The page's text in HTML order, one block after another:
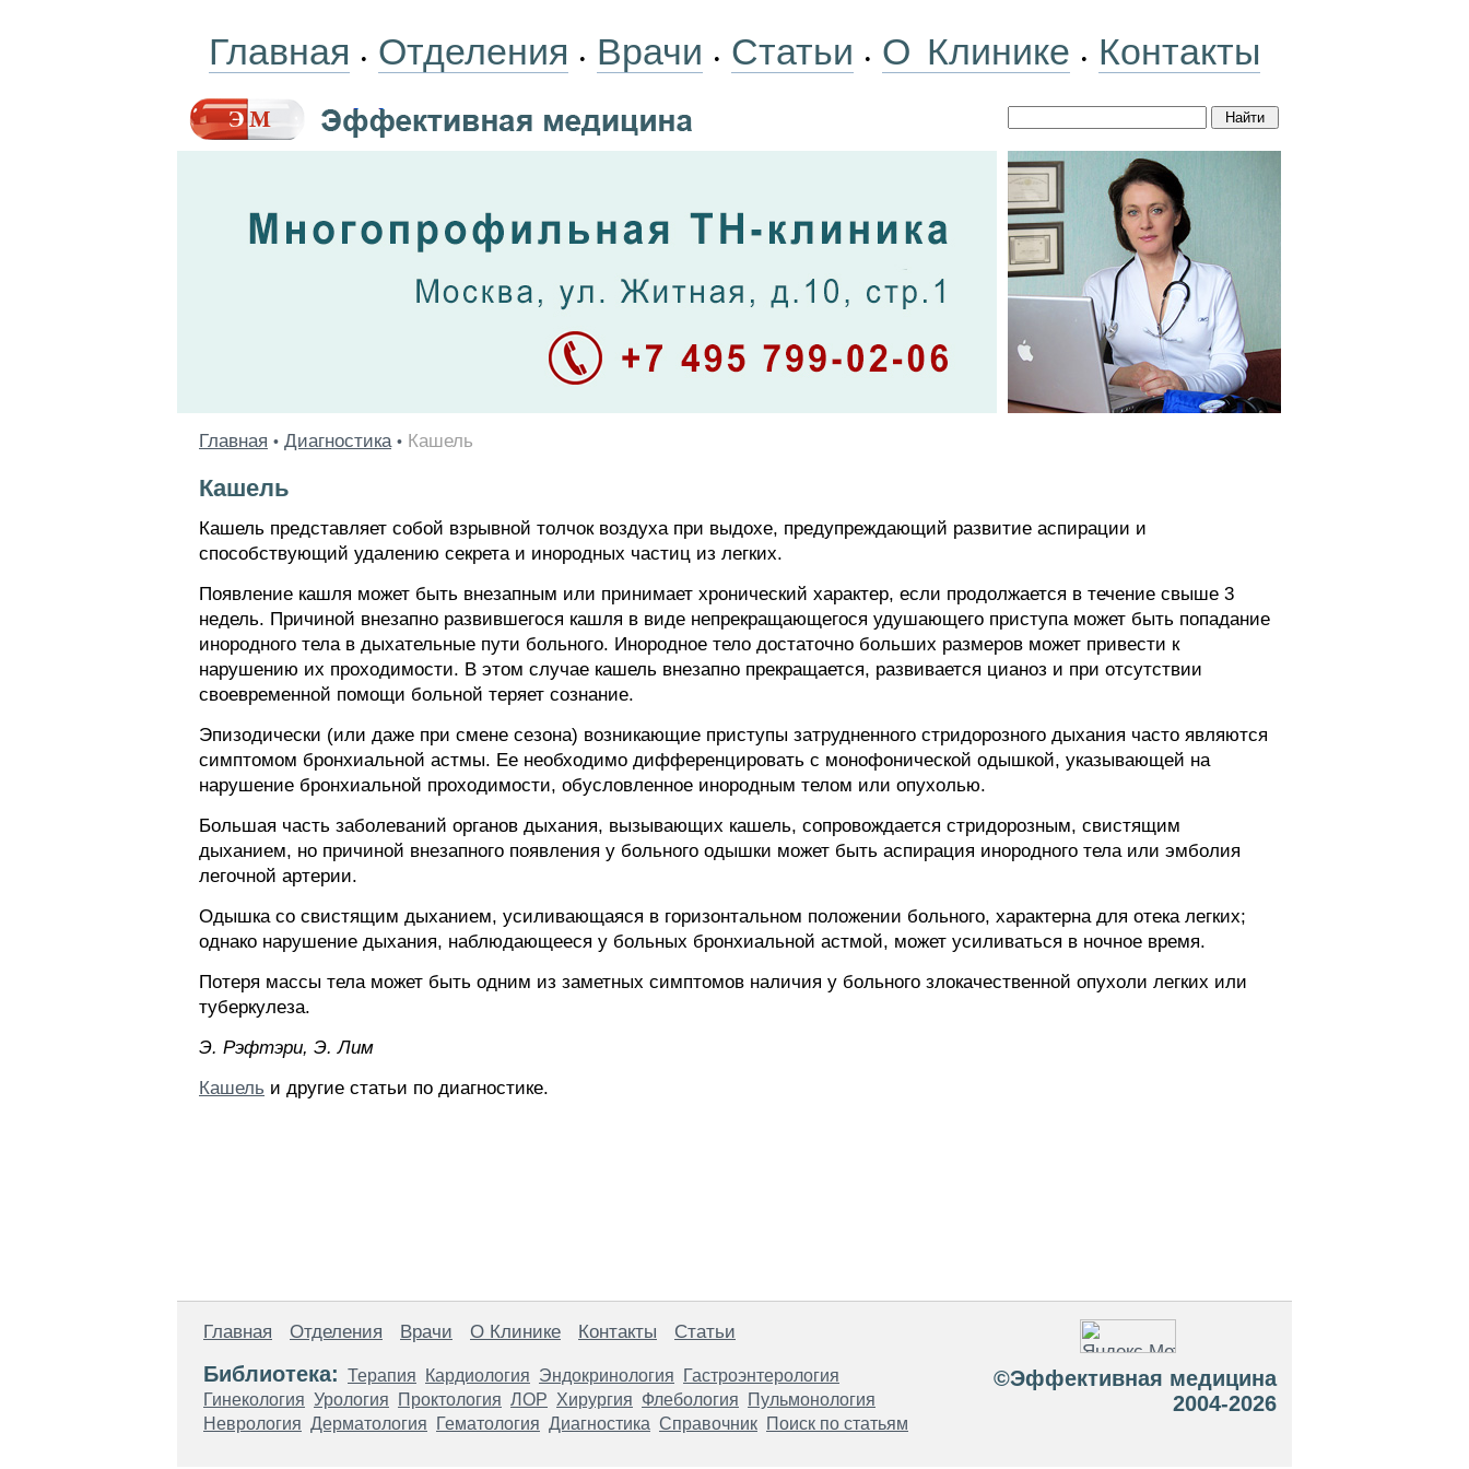
Главная • Отделения • Врачи • Статьи • О Клинике • Контакты
Главная • Диагностика • Кашель
Кашель
Кашель представляет собой взрывной толчок воздуха при выдохе, предупреждающий развитие аспирации и
способствующий удалению секрета и инородных частиц из легких.
Появление кашля может быть внезапным или принимает хронический характер, если продолжается в течение свыше 3
недель. Причиной внезапно развившегося кашля в виде непрекращающегося удушающего приступа может быть попадание
инородного тела в дыхательные пути больного. Инородное тело достаточно больших размеров может привести к
нарушению их проходимости. В этом случае кашель внезапно прекращается, развивается цианоз и при отсутствии
своевременной помощи больной теряет сознание.
Эпизодически (или даже при смене сезона) возникающие приступы затрудненного стридорозного дыхания часто являются
симптомом бронхиальной астмы. Ее необходимо дифференцировать с монофонической одышкой, указывающей на
нарушение бронхиальной проходимости, обусловленное инородным телом или опухолью.
Большая часть заболеваний органов дыхания, вызывающих кашель, сопровождается стридорозным, свистящим
дыханием, но причиной внезапного появления у больного одышки может быть аспирация инородного тела или эмболия
легочной артерии.
Одышка со свистящим дыханием, усиливающаяся в горизонтальном положении больного, характерна для отека легких;
однако нарушение дыхания, наблюдающееся у больных бронхиальной астмой, может усиливаться в ночное время.
Потеря массы тела может быть одним из заметных симптомов наличия у больного злокачественной опухоли легких или
туберкулеза.
Э. Pэфтэpи, Э. Лим
Кашель и другие статьи по диагностике.
Главная Отделения Врачи О Клинике Контакты Статьи
Библиотека: Терапия Кардиология Эндокринология
Гастроэнтерология
Гинекология Урология Проктология ЛОР Хирургия Флебология
Пульмонология
Неврология Дерматология Гематология Диагностика Справочник Поиск по статьям
©Эффективная медицина
2004-2026